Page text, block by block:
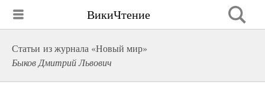
ВикиЧтение
Статьи из журнала «Новый мир»
Быков Дмитрий Львович